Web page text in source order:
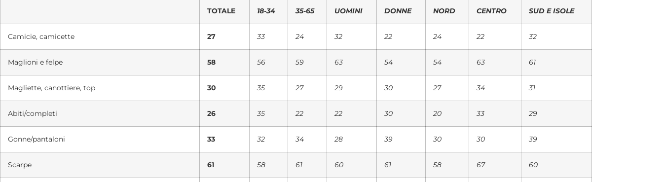
TOTALE 18-34 35-65 UOMINI DONNE NORD CENTRO SUD E ISOLE
Camicie, camicette 27 33 24 32 22 24 22 32
Maglioni e felpe 58 56 59 63 54 54 63 61
Magliette, canottiere, top 30 35 27 29 30 27 34 31
Abiti/completi 26 35 22 22 30 20 33 29
Gonne/pantaloni 33 32 34 28 39 30 30 39
Scarpe 61 58 61 60 61 58 67 60